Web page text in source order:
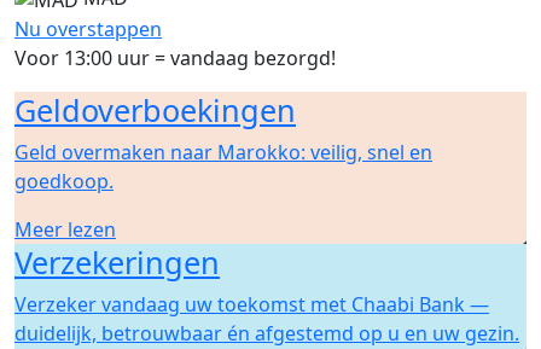
Nu overstappen
Voor 13:00 uur = vandaag bezorgd!
Geldoverboekingen
Geld overmaken naar Marokko: veilig, snel en
goedkoop.
Meer lezen
Verzekeringen
Verzeker vandaag uw toekomst met Chaabi Bank —
duidelijk, betrouwbaar én afgestemd op u en uw gezin.